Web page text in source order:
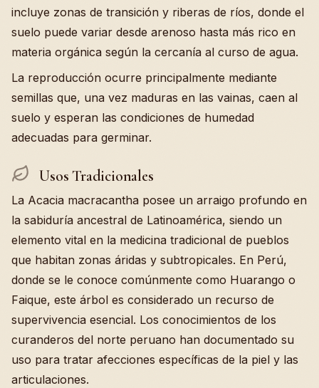
incluye zonas de transición y riberas de ríos, donde el
suelo puede variar desde arenoso hasta más rico en
materia orgánica según la cercanía al curso de agua.
La reproducción ocurre principalmente mediante
semillas que, una vez maduras en las vainas, caen al
suelo y esperan las condiciones de humedad
adecuadas para germinar.
Usos Tradicionales
La Acacia macracantha posee un arraigo profundo en
la sabiduría ancestral de Latinoamérica, siendo un
elemento vital en la medicina tradicional de pueblos
que habitan zonas áridas y subtropicales. En Perú,
donde se le conoce comúnmente como Huarango o
Faique, este árbol es considerado un recurso de
supervivencia esencial. Los conocimientos de los
curanderos del norte peruano han documentado su
uso para tratar afecciones específicas de la piel y las
articulaciones.